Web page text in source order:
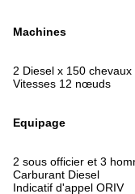
Machines
2 Diesel x 150
Vitesses 12 nœuds
Equipage
2 sous officier et 3
Carburant Diesel
Indicatif d'appel ORIV